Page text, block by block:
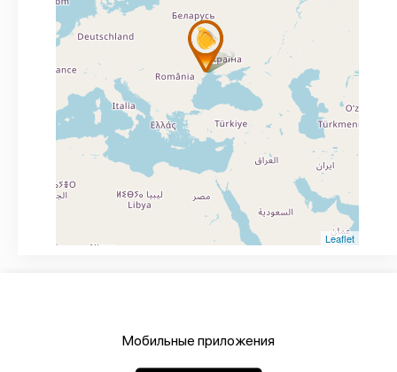
Leaflet
Мобильные приложения